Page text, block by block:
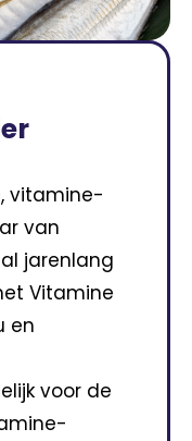
vitamine-
van
jarenlang
Vitamine
en
voor de